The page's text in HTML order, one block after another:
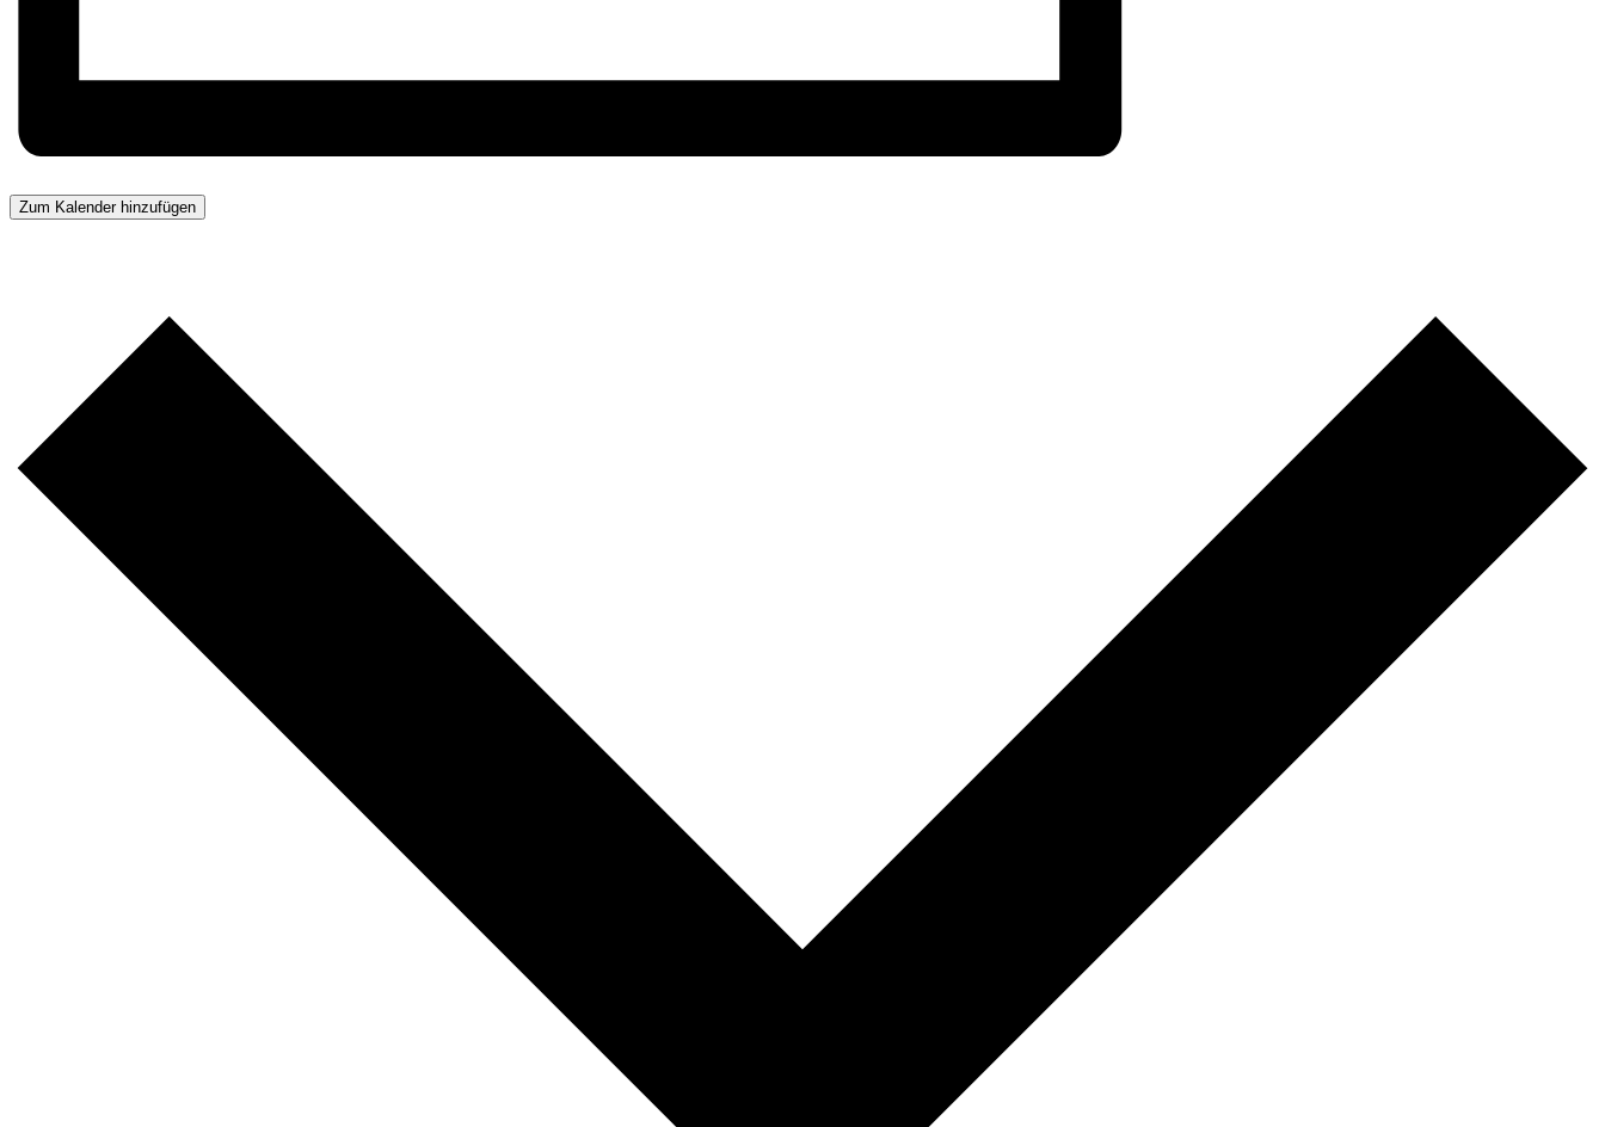
Zum Kalender hinzufügen